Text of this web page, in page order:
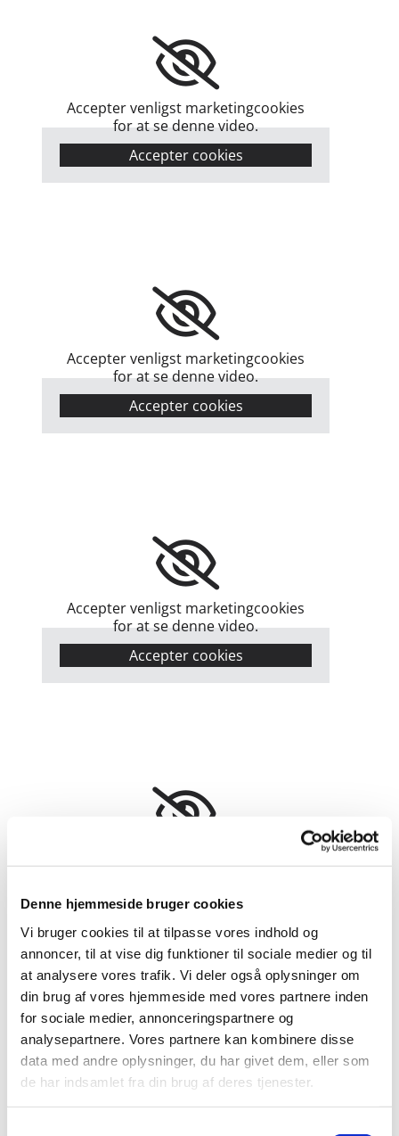
Denne hjemmeside bruger cookies
Vi bruger cookies til at tilpasse vores indhold og
annoncer, til at vise dig funktioner til sociale medier og til
at analysere vores trafik. Vi deler også oplysninger om
din brug af vores hjemmeside med vores partnere inden
for sociale medier, annonceringspartnere og
analysepartnere. Vores partnere kan kombinere disse
data med andre oplysninger, du har givet dem, eller som
de har indsamlet fra din brug af deres tjenester.
Accepter venligst marketingcookies
for at se denne video.
Accepter cookies
Accepter venligst marketingcookies
for at se denne video.
Accepter cookies
Accepter venligst marketingcookies
for at se denne video.
Accepter cookies
Accepter cookies
Accepter venligst marketingcookies